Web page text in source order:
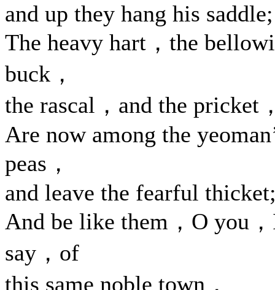
and up they hang his saddle;
The heavy hart，the
buck，
the rascal，and the pricket
Are now among the
peas，
and leave the fearful
And be like them，O you
say，of
this same noble town，